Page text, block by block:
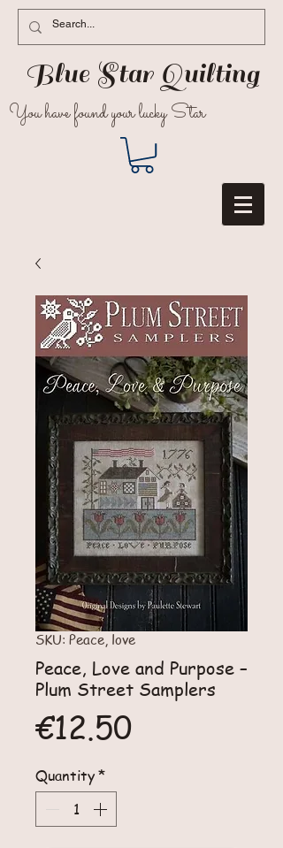
Blue Star Quilting
You have found your lucky Star
SKU: Peace, love
Peace, Love and Purpose –
Plum Street Samplers
€12.50Price
Quantity*